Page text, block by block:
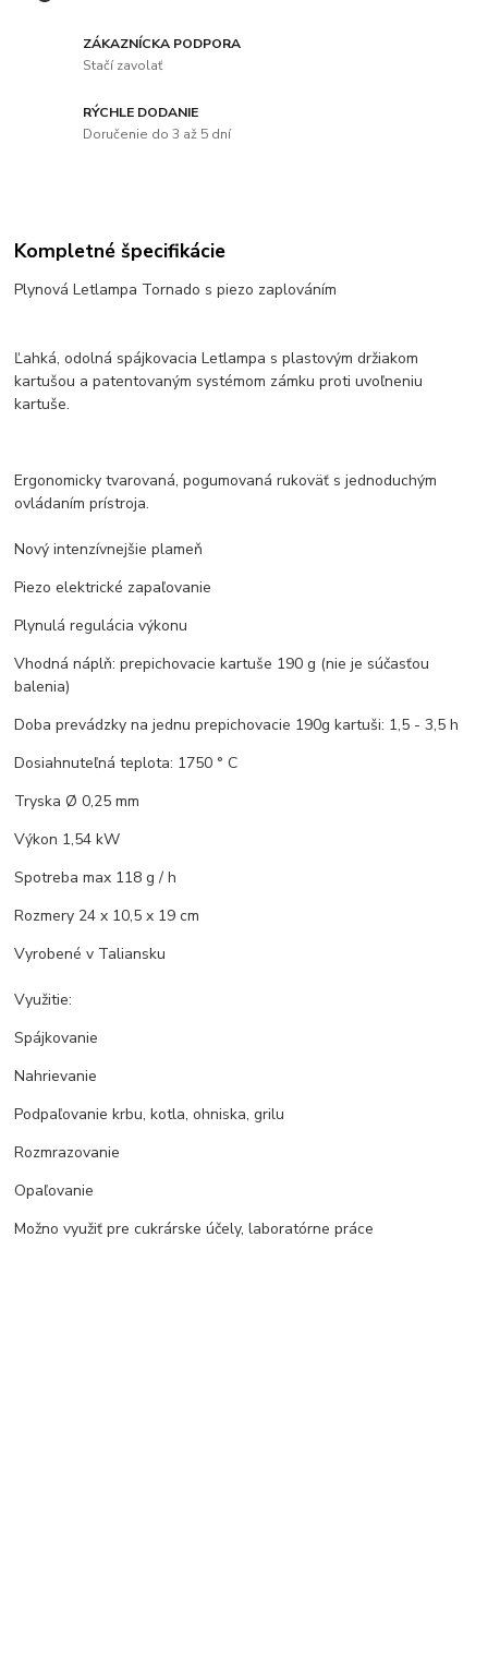
ZÁKAZNÍCKA PODPORA
Stačí zavolať
RÝCHLE DODANIE
Doručenie do 3 až 5 dní
Kompletné špecifikácie
Plynová Letlampa Tornado s piezo zaplováním
Ľahká, odolná spájkovacia Letlampa s plastovým držiakom
kartušou a patentovaným systémom zámku proti uvoľneniu
kartuše.
Ergonomicky tvarovaná, pogumovaná rukoväť s jednoduchým
ovládaním prístroja.
Nový intenzívnejšie plameň
Piezo elektrické zapaľovanie
Plynulá regulácia výkonu
Vhodná náplň: prepichovacie kartuše 190 g (nie je súčasťou
balenia)
Doba prevádzky na jednu prepichovacie 190g kartuši: 1,5 - 3,5 h
Dosiahnuteľná teplota: 1750 ° C
Tryska Ø 0,25 mm
Výkon 1,54 kW
Spotreba max 118 g / h
Rozmery 24 x 10,5 x 19 cm
Vyrobené v Taliansku
Využitie:
Spájkovanie
Nahrievanie
Podpaľovanie krbu, kotla, ohniska, grilu
Rozmrazovanie
Opaľovanie
Možno využiť pre cukrárske účely, laboratórne práce